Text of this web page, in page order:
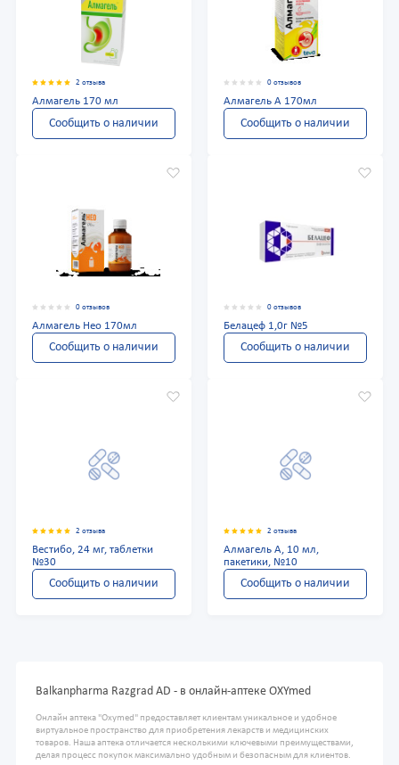
2 отзыва
Алмагель 170 мл
Сообщить о наличии
0 отзывов
Алмагель А 170мл
Сообщить о наличии
0 отзывов
Алмагель Нео 170мл
Сообщить о наличии
0 отзывов
Белацеф 1,0г №5
Сообщить о наличии
2 отзыва
Вестибо, 24 мг, таблетки
№30
Сообщить о наличии
2 отзыва
Алмагель А, 10 мл,
пакетики, №10
Сообщить о наличии
Balkanpharma Razgrad AD - в онлайн-аптеке OXYmed
Онлайн аптека "Oxymed" предоставляет клиентам уникальное и удобное
виртуальное пространство для приобретения лекарств и медицинских
товаров. Наша аптека отличается несколькими ключевыми преимуществами,
делая процесс покупок максимально удобным и безопасным для клиентов.